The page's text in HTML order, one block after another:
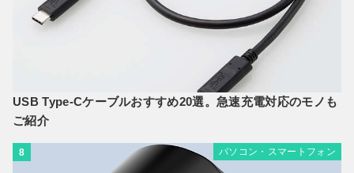
USB Type-Cケーブルおすすめ20選。急速充電対応のモノも
ご紹介
8 パソコン・スマートフォン